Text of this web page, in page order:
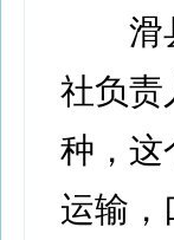
滑县
社负责
种，这
运输，